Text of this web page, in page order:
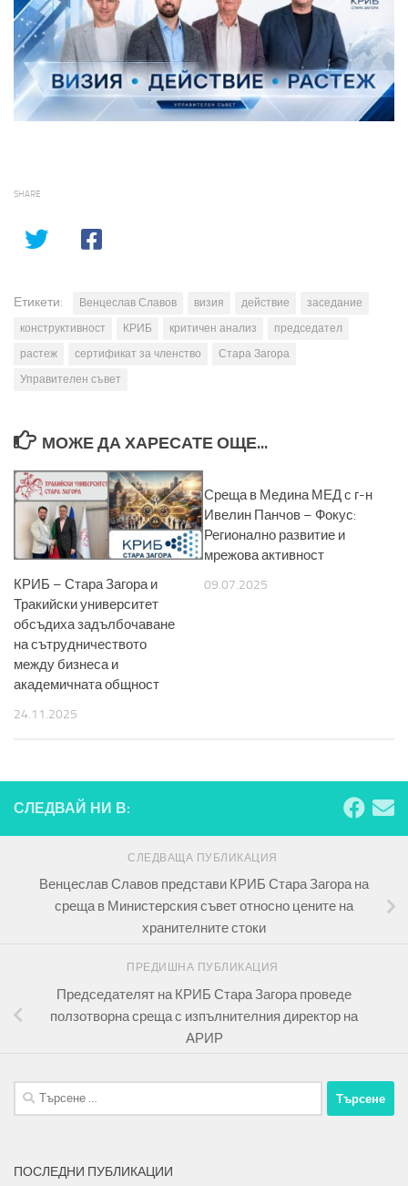
SHARE
Етикети: Венцеслав Славов визия действие
заседание
конструктивност
КРИБ критичен анализ
председател
растеж
сертификат за членство
Стара Загора
Управителен съвет
МОЖЕ ДА ХАРЕСАТЕ ОЩЕ...
КРИБ – Стара Загора и
Тракийски университет
обсъдиха задълбочаване
на сътрудничеството
между бизнеса и
академичната общност
24.11.2025
Среща в Медина МЕД с г-н
Ивелин Панчов – Фокус:
Регионално развитие и
мрежова активност
09.07.2025
СЛЕДВАЙ НИ В:
СЛЕДВАЩА ПУБЛИКАЦИЯ
Венцеслав Славов представи КРИБ Стара Загора на
среща в Министерския съвет относно цените на
хранителните стоки
ПРЕДИШНА ПУБЛИКАЦИЯ
Председателят на КРИБ Стара Загора проведе
ползотворна среща с изпълнителния директор на
АРИР
Търсене
за:
ПОСЛЕДНИ ПУБЛИКАЦИИ